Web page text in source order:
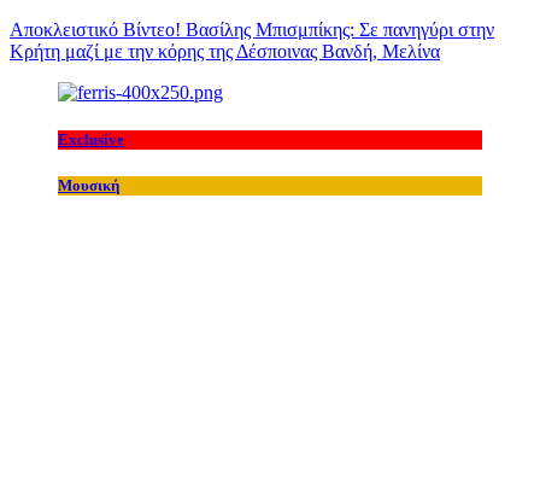
Αποκλειστικό Βίντεο! Βασίλης Μπισμπίκης: Σε πανηγύρι στην
Κρήτη μαζί με την κόρης της Δέσποινας Βανδή, Μελίνα
Exclusive
Μουσική